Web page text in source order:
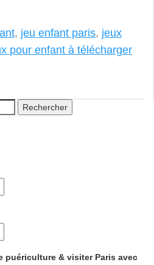
, jeu enfant paris, jeux
pour enfant à télécharger
puériculture & visiter Paris avec